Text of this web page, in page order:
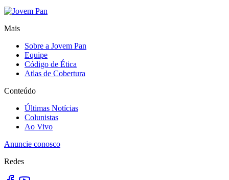
Mais
Sobre a Jovem Pan
Equipe
Código de Ética
Atlas de Cobertura
Conteúdo
Últimas Notícias
Colunistas
Ao Vivo
Anuncie conosco
Redes